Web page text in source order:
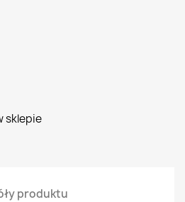
sklepie
produktu